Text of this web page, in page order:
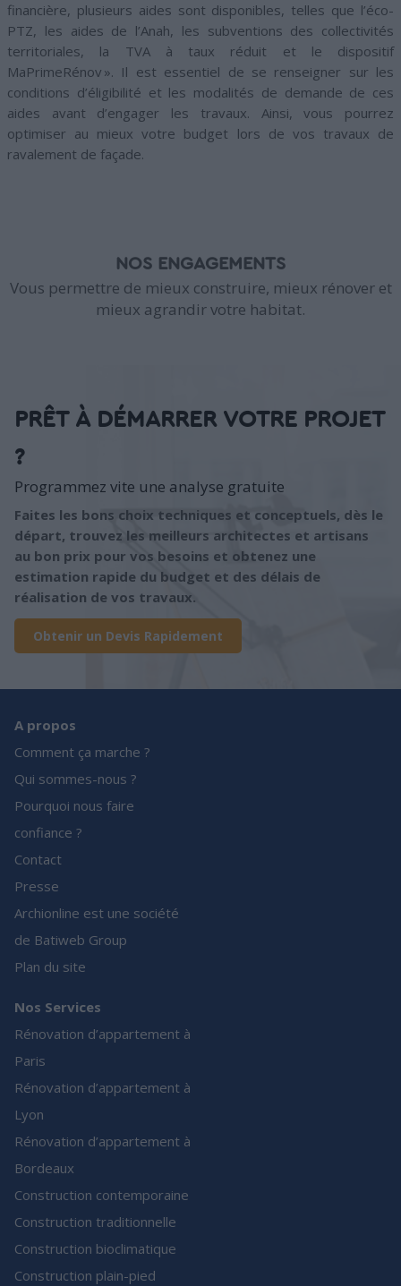
financière, plusieurs aides sont disponibles, telles que l’éco-
PTZ, les aides de l’Anah, les subventions des collectivités
territoriales, la TVA à taux réduit et le dispositif
MaPrimeRénov ». Il est essentiel de se renseigner sur les
conditions d’éligibilité et les modalités de demande de ces
aides avant d’engager les travaux. Ainsi, vous pourrez
optimiser au mieux votre budget lors de vos travaux de
ravalement de façade.
NOS ENGAGEMENTS
Vous permettre de mieux construire, mieux rénover et
mieux agrandir votre habitat.
PRÊT À DÉMARRER VOTRE PROJET
?
Programmez vite une analyse gratuite
Faites les bons choix techniques et conceptuels, dès le
départ, trouvez les meilleurs architectes et artisans
au bon prix pour vos besoins et obtenez une
estimation rapide du budget et des délais de
réalisation de vos travaux.
Obtenir un Devis Rapidement
A propos
Comment ça marche ?
Qui sommes-nous ?
Pourquoi nous faire
confiance ?
Contact
Presse
Archionline est une société
de Batiweb Group
Plan du site
Nos Services
Rénovation d’appartement à
Paris
Rénovation d’appartement à
Lyon
Rénovation d’appartement à
Bordeaux
Construction contemporaine
Construction traditionnelle
Construction bioclimatique
Construction plain-pied